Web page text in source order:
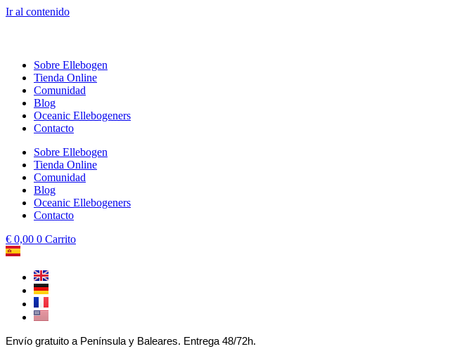
Ir al contenido
Sobre Ellebogen
Tienda Online
Comunidad
Blog
Oceanic Ellebogeners
Contacto
Sobre Ellebogen
Tienda Online
Comunidad
Blog
Oceanic Ellebogeners
Contacto
€ 0,00 0 Carrito
Envío gratuito a Península y Baleares. Entrega 48/72h.